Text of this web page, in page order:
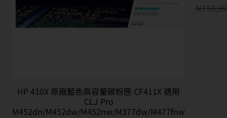
HP 410X 原廠藍色高容量碳粉匣 CF411X 適用
CLJ Pro
M452dn/M452dw/M452nw/M377dw/M477fnw
NT$